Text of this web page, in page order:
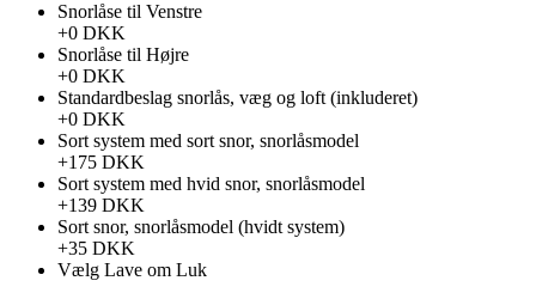
Snorlåse til Venstre
+0 DKK
Snorlåse til Højre
+0 DKK
Standardbeslag snorlås, væg og loft (inkluderet)
+0 DKK
Sort system med sort snor, snorlåsmodel
+175 DKK
Sort system med hvid snor, snorlåsmodel
+139 DKK
Sort snor, snorlåsmodel (hvidt system)
+35 DKK
Vælg Lave om Luk